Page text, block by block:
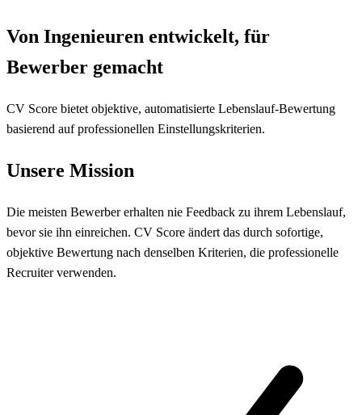
Von Ingenieuren entwickelt, für
Bewerber gemacht
CV Score bietet objektive, automatisierte Lebenslauf-Bewertung
basierend auf professionellen Einstellungskriterien.
Unsere Mission
Die meisten Bewerber erhalten nie Feedback zu ihrem Lebenslauf,
bevor sie ihn einreichen. CV Score ändert das durch sofortige,
objektive Bewertung nach denselben Kriterien, die professionelle
Recruiter verwenden.